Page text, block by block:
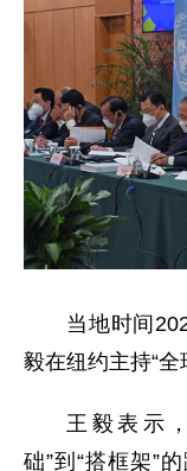
当地时间
毅在纽约主持“全
王毅表示
础”到“搭框架”